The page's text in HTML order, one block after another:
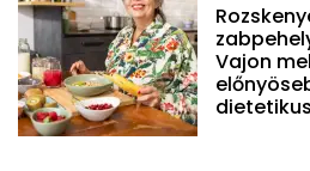
Vajon